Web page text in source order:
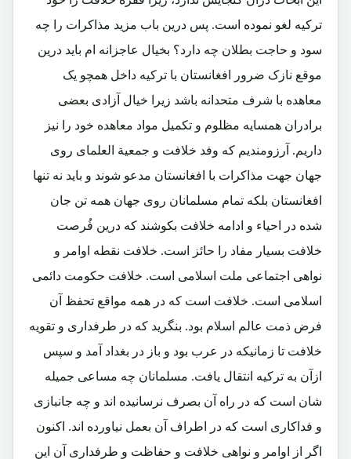
ترکیه لغو نموده است. پس درین باب مزید مذاکرات را چه
سود و حاجت بطلان چه دارد؟ بخیال عاجزانه ام باید درین
موقع نازک ضرور افغانستان با ترکیه داخل همچو یک
معاهده با شرف متحدانه باشد زیرا خیال آزادی بعضی
برادران همسایه مظلوم و تکمیل مواد معاهده خود را نیز
داریم. آرزومندیم که وفد خلافت و جمعیة العلمای روی
جهان جهت مذاکرات با افغانستان مدعو شوند و باید نه تنها
افغانستان بلکه تمام مسلمانان روی جهان همه تن جان
شده در احیاء و ادامه خلافت بکوشند که درین فُرصت
خلافت بسیار مفاد را حائز است. خلافت نقطه اوامر و
نواهی اجتماعی ملت اسلامی است. خلافت حکومت دائمی
اسلامی است. خلافت است که در همه مواقع تحفظ آن
فرض ذمت عالم اسلام بود. بنگرید که در طرفداری و تقویه
خلافت تا زمانیکه در عرب بود و باز در بغداد آمد و سپس
ازآن به ترکیه انتقال یافت. مسلمانان چه مساعی جمیله
شان است که در راه آن بصرف نرسانیده اند و چه جانبازی
و فداکاری است که در اطراف آن بعمل نیاورده اند. اکنون
اگر از اوامر و نواهی خلافت و حفاظت و طرفداری آن این